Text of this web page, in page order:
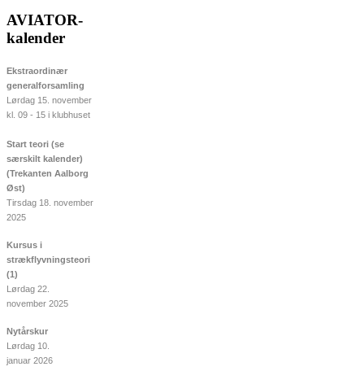
AVIATOR-
kalender
Ekstraordinær
generalforsamling
Lørdag 15. november
kl. 09 - 15 i klubhuset
Start teori (se
særskilt kalender)
(Trekanten Aalborg
Øst)
Tirsdag 18. november
2025
Kursus i
strækflyvningsteori
(1)
Lørdag 22.
november 2025
Nytårskur
Lørdag 10.
januar 2026